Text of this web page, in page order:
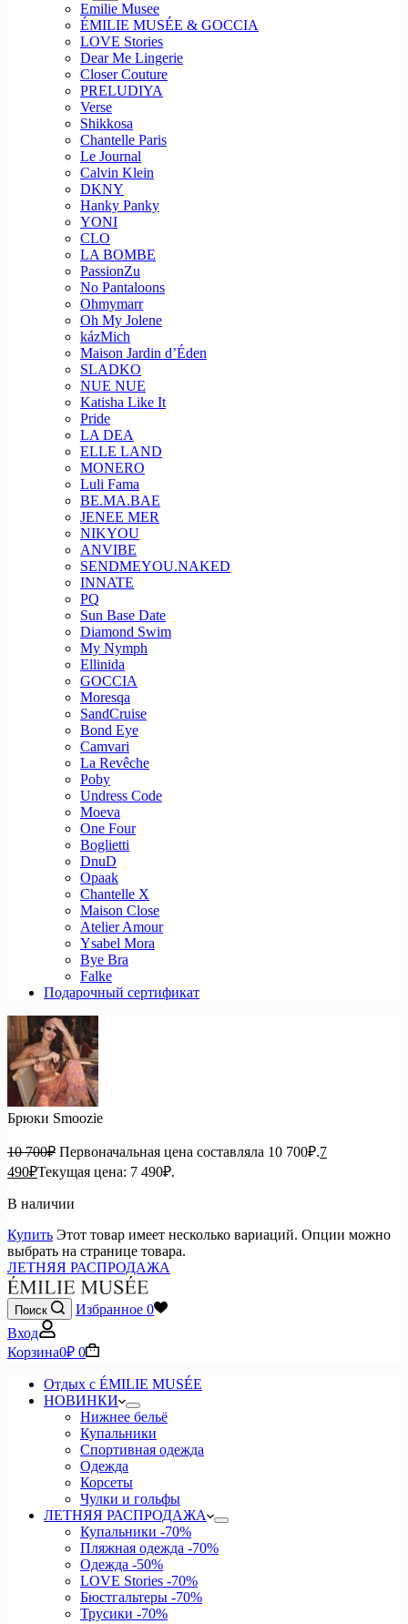
Emilie Musee
ÉMILIE MUSÉE & GOCCIA
LOVE Stories
Dear Me Lingerie
Closer Couture
PRELUDIYA
Verse
Shikkosa
Chantelle Paris
Le Journal
Calvin Klein
DKNY
Hanky Panky
YONI
CLO
LA BOMBE
PassionZu
No Pantaloons
Ohmymarr
Oh My Jolene
kázMich
Maison Jardin d’Éden
SLADKO
NUE NUE
Katisha Like It
Pride
LA DEA
ELLE LAND
MONERO
Luli Fama
BE.MA.BAE
JENEE MER
NIKYOU
ANVIBE
SENDMEYOU.NAKED
INNATE
PQ
Sun Base Date
Diamond Swim
My Nymph
Ellinida
GOCCIA
Moresqa
SandCruise
Bond Eye
Camvari
La Revêche
Poby
Undress Code
Moeva
One Four
Boglietti
DnuD
Opaak
Chantelle X
Maison Close
Atelier Amour
Ysabel Mora
Bye Bra
Falke
Подарочный сертификат
Брюки Smoozie
10 700₽ Первоначальная цена составляла 10 700₽.7
490₽Текущая цена: 7 490₽.
В наличии
Купить Этот товар имеет несколько вариаций. Опции можно
выбрать на странице товара.
ЛЕТНЯЯ РАСПРОДАЖА
Поиск Избранное 0
Вход
Корзина0₽ 0
Отдых с ÉMILIE MUSÉE
НОВИНКИ
Нижнее бельё
Купальники
Спортивная одежда
Одежда
Корсеты
Чулки и гольфы
ЛЕТНЯЯ РАСПРОДАЖА
Купальники -70%
Пляжная одежда -70%
Одежда -50%
LOVE Stories -70%
Бюстгальтеры -70%
Трусики -70%